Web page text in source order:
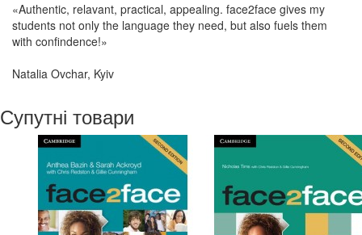
«Authentic, relavant, practical, appealing. face2face gives my
students not only the language they need, but also fuels them
with confindence!»
Natalia Ovchar, Kyiv
Супутні товари